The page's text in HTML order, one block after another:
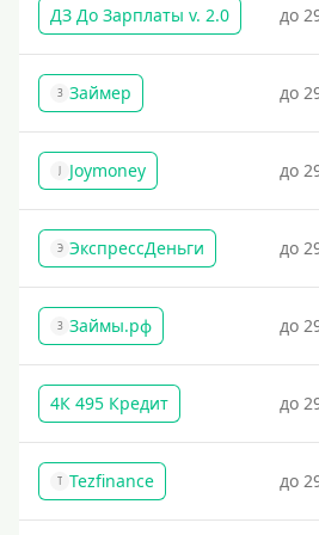
Без СНИЛСа
По паспорту
Без паспорта
По фото
Без фото
Без подтверждения дохода
Без справок и поручителей
Без посредников
Процент
Под 1 %
С пролонгацией (продлением)
Под высокий процент
Без комиссии
ДЗ До Зарплаты v. 2.0 до
З Займер до
J Joymoney до
Э ЭкспрессДеньги до
З Займы.рф до
4К 495 Кредит до
T Tezfinance до